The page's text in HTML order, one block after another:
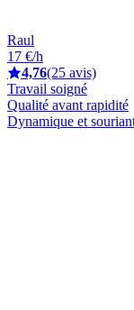
Raul
17 €/h
4,76(25 avis)
Travail soigné
Qualité avant rapidité
Dynamique et